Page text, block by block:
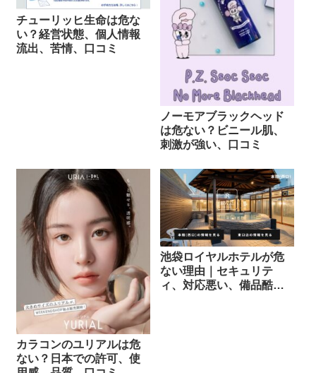
チューリッヒ生命は危な
い？経営状態、個人情報
流出、苦情、口コミ
ノーモアブラックヘッド
は危ない？ビニール肌、
刺激が強い、口コミ
カラコンのユリアルは危
ない？日本での許可、使
池袋ロイヤルホテルが危
ない理由｜セキュリテ
ィ、対応悪い、備品酷